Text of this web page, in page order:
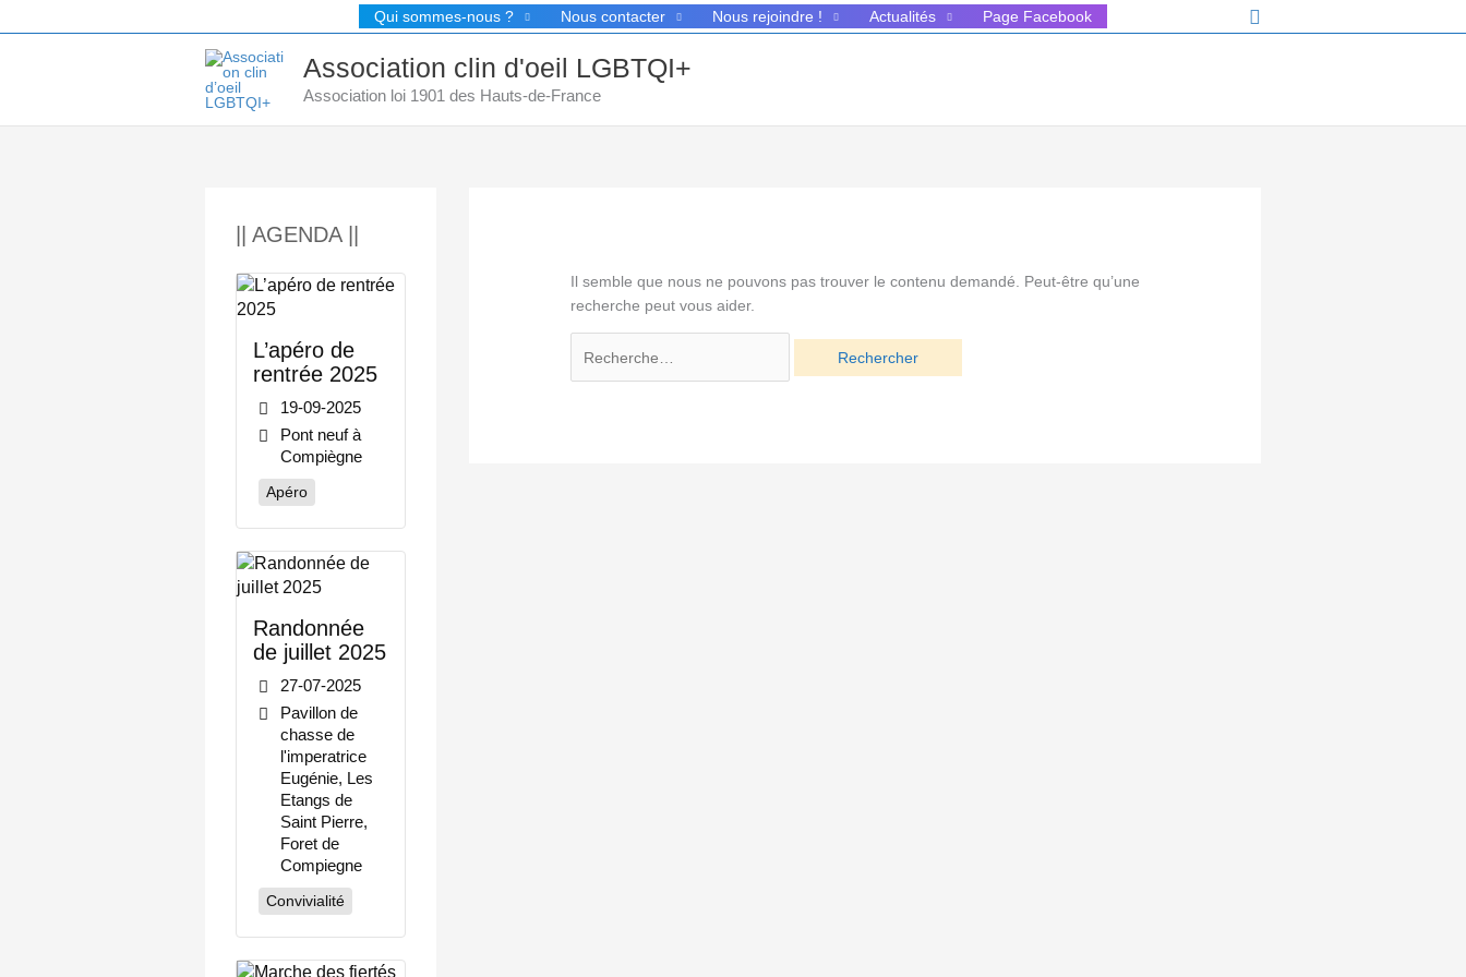
au
Qui sommes-nous ? Nous contacter Nous rejoindre ! Actualités Page Facebook Rechercher
Association clin d'oeil LGBTQI+
Association loi 1901 des Hauts-de-France
|| AGENDA ||
L’apéro de
rentrée 2025
19-09-2025
Pont neuf à
Compiègne
Apéro
Randonnée
de juillet 2025
27-07-2025
Pavillon de
chasse de
l'imperatrice
Eugénie, Les
Etangs de
Saint Pierre,
Foret de
Compiegne
Convivialité
Il semble que nous ne pouvons pas trouver le contenu demandé. Peut-être qu’une
recherche peut vous aider.